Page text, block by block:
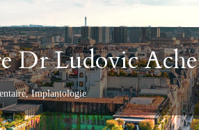
Dr Ludovic Ache
Implantologie